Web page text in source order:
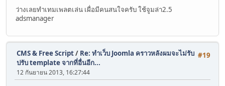
ว่างเลยทำเทมเพลตเล่น เผื่อมีคนสนใจครับ ใช้จูมล่า2.5
adsmanager
#19
CMS & Free Script/ Re: ทำเว็บ Joomla คราวหลังผมจะไม่รับ
ปรับ template จากที่อื่นอีก...
12 กันยายน 2013, 16:27:44